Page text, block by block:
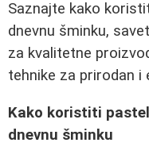
Saznajte kako
dnevnu šminku,
za kvalitetne
tehnike za prirodan i
Kako koristiti
dnevnu šminku